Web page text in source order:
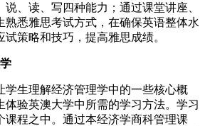
、读、写四种能力；通过课堂讲座、
熟悉雅思考试方式，在确保英语整体水
策略和技巧，提高雅思成绩。
学生理解经济管理学中的一些核心概
体验英澳大学中所需的学习方法。学习
课程之中。通过本经济学商科管理课